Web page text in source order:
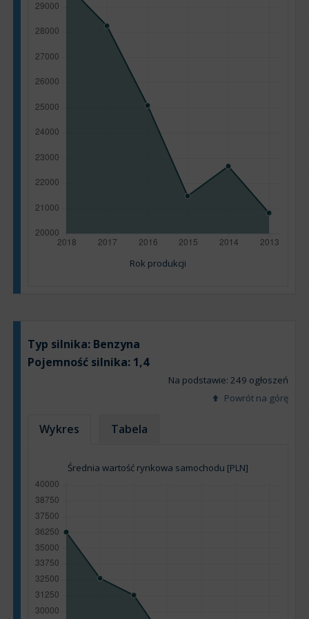
Rok produkcji
Typ silnika: Benzyna
Pojemność silnika: 1,4
Na podstawie: 249 ogłoszeń
Powrót na górę
Wykres Tabela
Średnia wartość rynkowa samochodu [PLN]